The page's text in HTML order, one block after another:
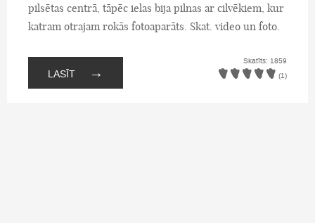
pilsētas centrā, tāpēc ielas bija pilnas ar cilvēkiem, kur
katram otrajam rokās fotoaparāts. Skat. video un foto.
LASĪT →
Skatīts: 1859
(1)